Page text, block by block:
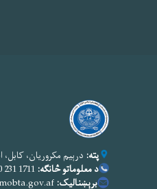
پته: درېیم مکروریان، کابل،
د معلوماتو څانګه: 1711 231 20 (0)93+
برېښنالیک: